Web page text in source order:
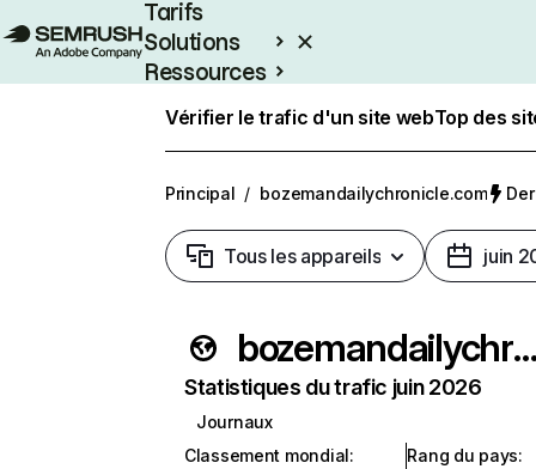
Tarifs
Solutions
Ressources
Vérifier le trafic d'un site webTop des
Principal / bozemandailychronicle.com
Tous les appareils juin
Statistiques du trafic juin 2026
Journaux
Classement mondial:
Rang du pays: